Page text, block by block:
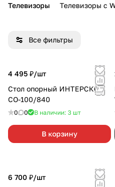
Телевизоры Телевизоры с
Все фильтры
4 495 ₽/шт
Стол опорный ИНТЕРСКОЛ
СО-100/840
0 0 В наличии: 3 шт
В корзину
6 700 ₽/шт